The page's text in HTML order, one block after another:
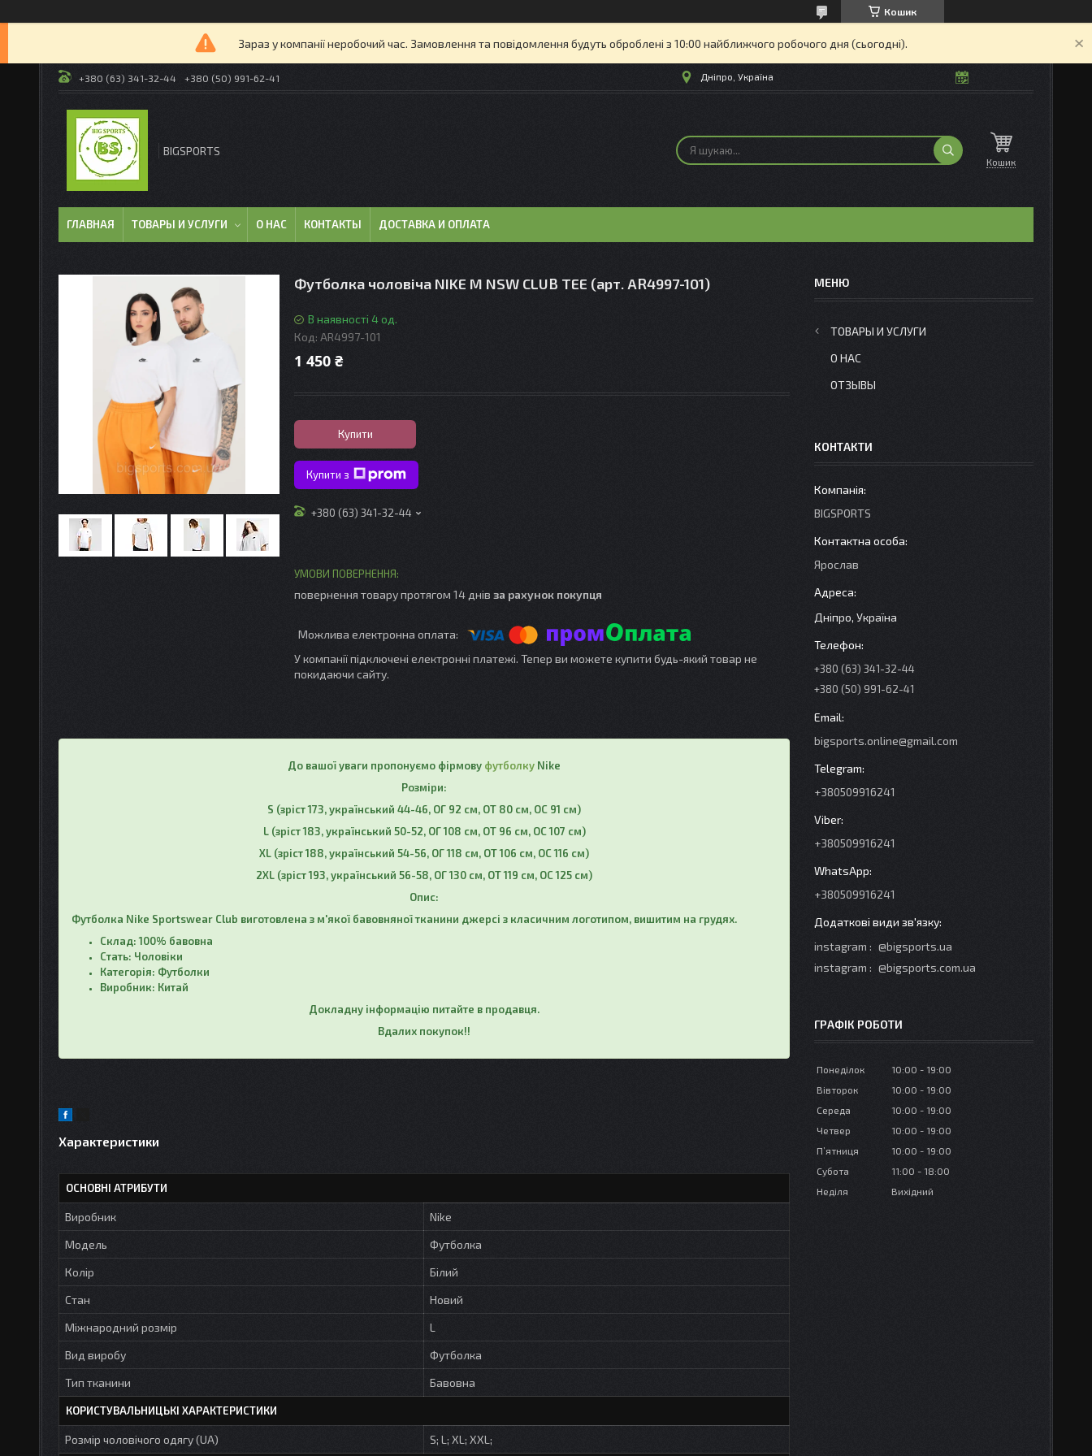
Кошик
Зараз у компанії неробочий час. Замовлення та повідомлення будуть оброблені з 10:00 найближчого робочого дня (сьогодні).
+380 (63) 341-32-44 +380 (50) 991-62-41 Дніпро, Україна
BIGSPORTS
Кошик
ГЛАВНАЯ ТОВАРЫ И УСЛУГИ О НАС КОНТАКТЫ ДОСТАВКА И ОПЛАТА
Футболка чоловіча NIKE M NSW CLUB TEE (арт. AR4997-101)
В наявності 4 од.
Код: AR4997-101
1 450 ₴
Купити
Купити з
+380 (63) 341-32-44
повернення товару протягом 14 днів за рахунок покупця
У компанії підключені електронні платежі. Тепер ви можете купити будь-який товар не
покидаючи сайту.
До вашої уваги пропонуємо фірмову футболку Nike
Розміри:
S (зріст 173, український 44-46, ОГ 92 см, ОТ 80 см, ОС 91 см)
L (зріст 183, український 50-52, ОГ 108 см, ОТ 96 см, ОС 107 см)
XL (зріст 188, український 54-56, ОГ 118 см, ОТ 106 см, ОС 116 см)
2XL (зріст 193, український 56-58, ОГ 130 см, ОТ 119 см, ОС 125 см)
Опис:
Футболка Nike Sportswear Club виготовлена з м'якої бавовняної тканини джерсі з класичним логотипом, вишитим на грудях.
Склад: 100% бавовна
Стать: Чоловіки
Категорія: Футболки
Виробник: Китай
Докладну інформацію питайте в продавця.
Вдалих покупок!!
Характеристики
ОСНОВНІ АТРИБУТИ
Виробник
Nike
Модель
Футболка
Колір
Білий
Стан
Новий
Міжнародний розмір
L
Вид виробу
Футболка
Тип тканини
Бавовна
КОРИСТУВАЛЬНИЦЬКІ ХАРАКТЕРИСТИКИ
Розмір чоловічого одягу (UA) S; L; XL; XXL;
ТОВАРЫ И УСЛУГИ
О НАС
ОТЗЫВЫ
КОНТАКТИ
BIGSPORTS
Ярослав
Дніпро, Україна
+380 (63) 341-32-44
+380 (50) 991-62-41
bigsports.online@gmail.com
+380509916241
+380509916241
+380509916241
instagram
@bigsports.ua
instagram
@bigsports.com.ua
ГРАФІК РОБОТИ
Понеділок 10:00
19:00
Вівторок
10:00
19:00
Середа
10:00
19:00
Четвер
10:00
19:00
Пʼятниця
10:00
19:00
Субота
11:00
18:00
Неділя
Вихідний